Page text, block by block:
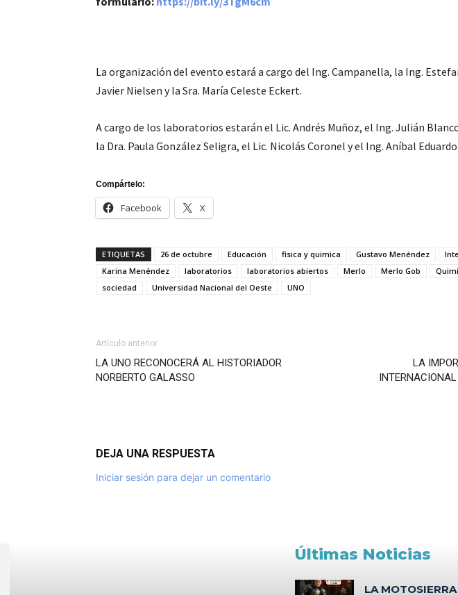
La organización del evento estará a cargo del Ing. Campanella, la Ing.
Javier Nielsen y la Sra. María Celeste Eckert.
A cargo de los laboratorios estarán el Lic. Andrés Muñoz, el Ing. Julián
la Dra. Paula González Seligra, el Lic. Nicolás Coronel y el Ing. Aníbal
Compártelo:
Facebook X
ETIQUETAS 26 de octubre Educación fisica y quimica Gustavo Menéndez
Karina Menéndez
laboratorios laboratorios abiertos Merlo Merlo Gob
sociedad
Universidad Nacional del Oeste UNO
Artículo anterior
LA UNO RECONOCERÁ AL HISTORIADOR
NORBERTO GALASSO
LA
DEJA UNA RESPUESTA
Iniciar sesión para dejar un comentario
Últimas Noticias
LA